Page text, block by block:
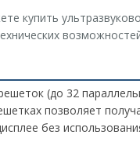
купить
(до 32
позволяет
без